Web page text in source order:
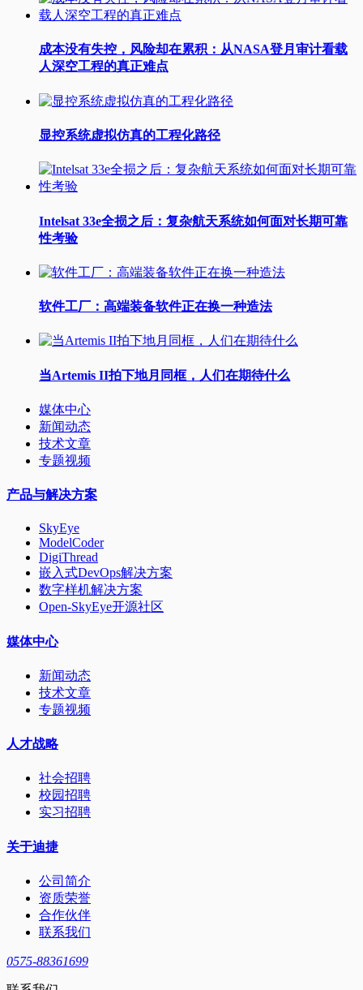
成本没有失控，风险却在累积：从NASA登月审计看载
人深空工程的真正难点
显控系统虚拟仿真的工程化路径
Intelsat 33e全损之后：复杂航天系统如何面对长期可靠
性考验
软件工厂：高端装备软件正在换一种造法
当Artemis II拍下地月同框，人们在期待什么
媒体中心
新闻动态
技术文章
专题视频
产品与解决方案
SkyEye
ModelCoder
DigiThread
嵌入式DevOps解决方案
数字样机解决方案
Open-SkyEye开源社区
媒体中心
新闻动态
技术文章
专题视频
人才战略
社会招聘
校园招聘
实习招聘
关于迪捷
公司简介
资质荣誉
合作伙伴
联系我们
0575-88361699